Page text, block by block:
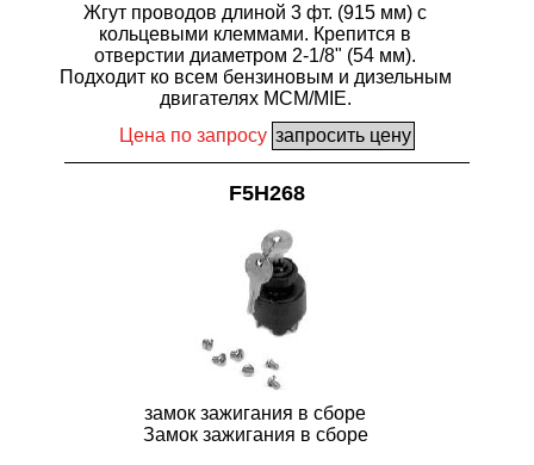
Жгут проводов длиной 3 фт. (915 мм) с
кольцевыми клеммами. Крепится в
отверстии диаметром 2-1/8" (54 мм).
Подходит ко всем бензиновым и дизельным
двигателях MCM/MIE.
Цена по запросу
F5H268
замок зажигания в сборе
Замок зажигания в сборе